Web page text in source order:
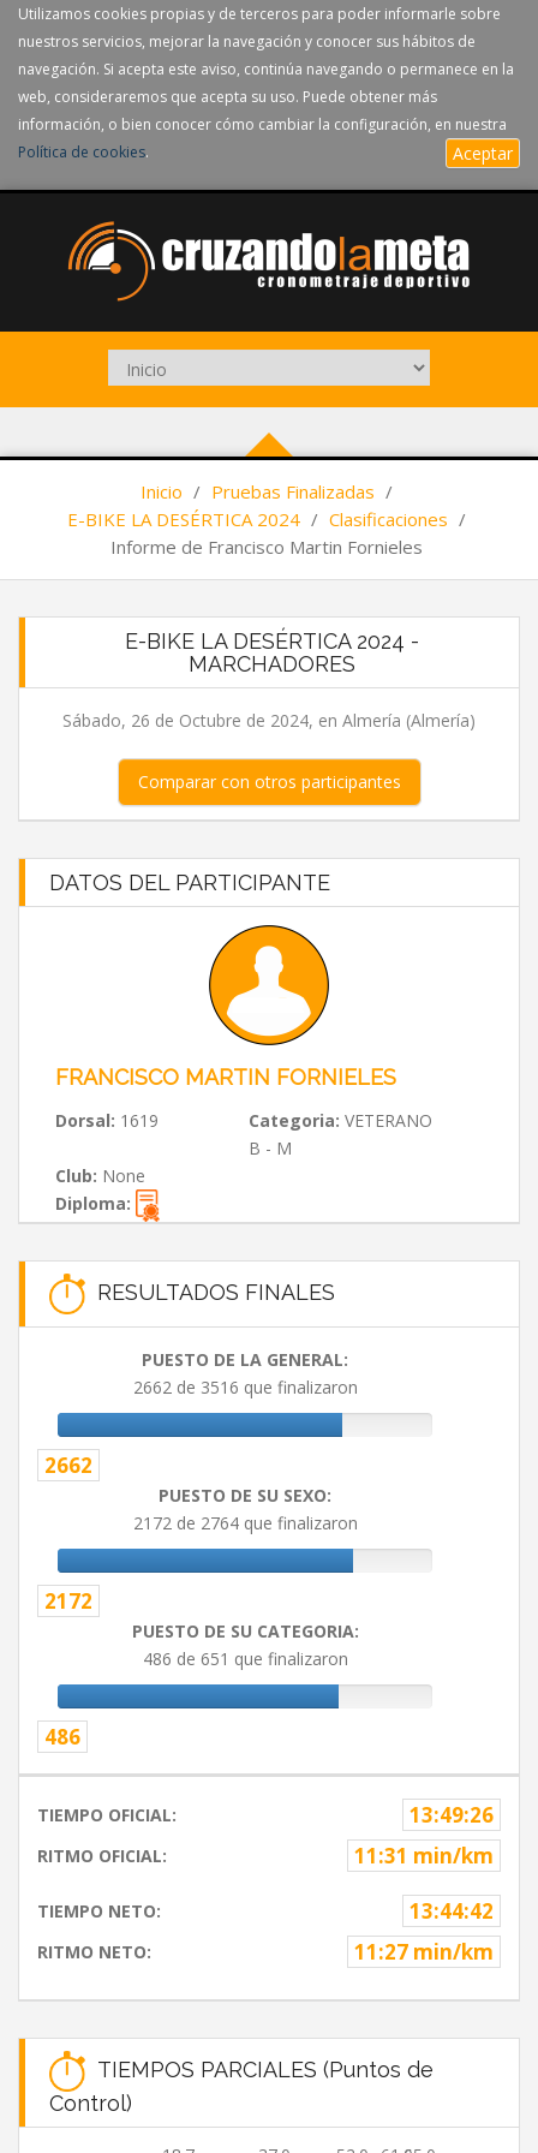
Utilizamos cookies propias y de terceros para poder informarle sobre
nuestros servicios, mejorar la navegación y conocer sus hábitos de
navegación. Si acepta este aviso, continúa navegando o permanece en la
web, consideraremos que acepta su uso. Puede obtener más
información, o bien conocer cómo cambiar la configuración, en nuestra
Política de cookies. Aceptar
Inicio / Pruebas Finalizadas /
E-BIKE LA DESÉRTICA 2024 / Clasificaciones /
Informe de Francisco Martin Fornieles
E-BIKE LA DESÉRTICA 2024 -
MARCHADORES
Sábado, 26 de Octubre de 2024, en Almería (Almería)
Comparar con otros participantes
DATOS DEL PARTICIPANTE
FRANCISCO MARTIN FORNIELES
Dorsal: 1619 Categoria: VETERANO
B - M
Club: None
Diploma:
RESULTADOS FINALES
PUESTO DE LA GENERAL:
2662 de 3516 que finalizaron
2662
PUESTO DE SU SEXO:
2172 de 2764 que finalizaron
2172
PUESTO DE SU CATEGORIA:
486 de 651 que finalizaron
486
TIEMPO OFICIAL: 13:49:26
RITMO OFICIAL: 11:31 min/km
TIEMPO NETO: 13:44:42
RITMO NETO: 11:27 min/km
TIEMPOS PARCIALES (Puntos de
Control)